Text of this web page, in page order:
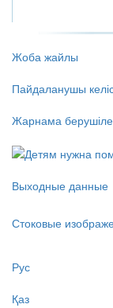
Жоба жайлы
Пайдаланушы
Жарнама
Выходные данные
Стоковые
Рус
Қаз